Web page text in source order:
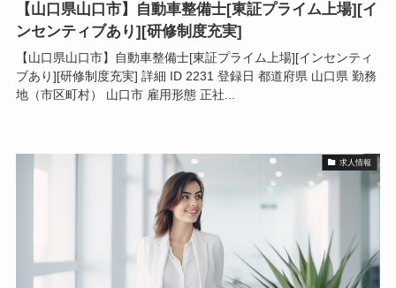
【山口県山口市】自動車整備士[東証プライム上場][イ
ンセンティブあり][研修制度充実]
【山口県山口市】自動車整備士[東証プライム上場][インセンティ
ブあり][研修制度充実] 詳細 ID 2231 登録日 都道府県 山口県 勤務
地（市区町村） 山口市 雇用形態 正社...
求人情報